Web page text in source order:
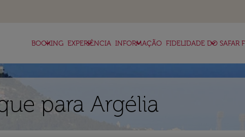
BOOKING
keyboard_arrow_down EXPERIÊNCIA
keyboard_arrow_down INFORMAÇÃO
keyboard_arrow_down FIDELIDADE DO SAFAR
keyboard_arrow_down
para Argélia